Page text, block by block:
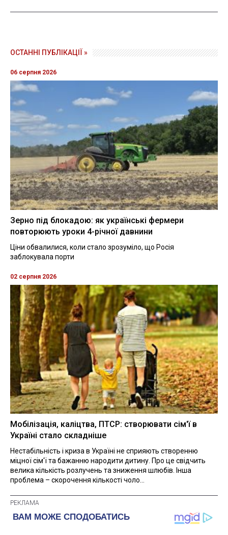
ОСТАННІ ПУБЛІКАЦІЇ »
06 серпня 2026
Зерно під блокадою: як українські фермери
повторюють уроки 4-річної давнини
Ціни обвалилися, коли стало зрозуміло, що Росія
заблокувала порти
02 серпня 2026
Мобілізація, каліцтва, ПТСР: створювати сім'ї в
Україні стало складніше
Нестабільність і криза в Україні не сприяють створенню
міцної сім'ї та бажанню народити дитину. Про це свідчить
велика кількість розлучень та зниження шлюбів. Інша
проблема – скорочення кількості чоло...